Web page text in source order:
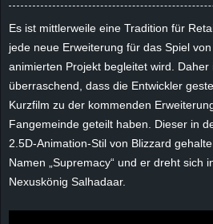
Es ist mittlerweile eine Tradition für
jede neue Erweiterung für das Spiel
animierten Projekt begleitet wird. Daher
überraschend, dass die Entwickler
Kurzfilm zu der kommenden
Fangemeinde geteilt haben. Dieser in
2.5D-Animation-Stil von Blizzard
Namen „Supremacy“ und er dreht sich
Nexuskönig Salhadaar.